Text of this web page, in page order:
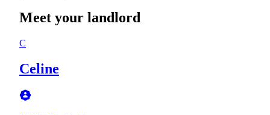
Meet your landlord
C
Celine